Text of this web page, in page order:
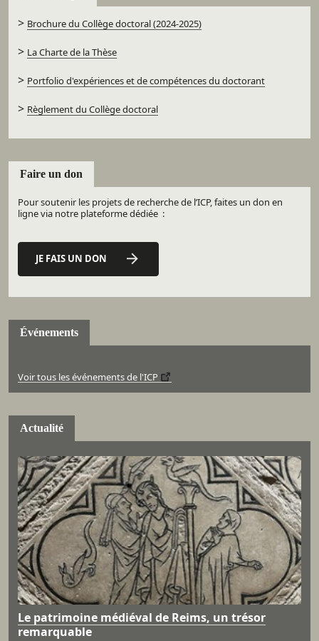
> Brochure du Collège doctoral (2024-2025)
> La Charte de la Thèse
> Portfolio d'expériences et de compétences du doctorant
> Règlement du Collège doctoral
Faire un don
Pour soutenir les projets de recherche de l’ICP, faites un don en
ligne via notre plateforme dédiée :
JE FAIS UN DON
Événements
Voir tous les événements de l'ICP
Actualité
Le patrimoine médiéval de Reims, un trésor
remarquable